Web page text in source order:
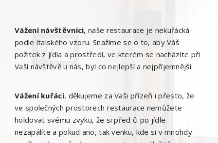
Vážení návštěvníci, naše restaurace je nekuřácká
podle italského vzoru. Snažíme se o to, aby Váš
požitek z jídla a prostředí, ve kterém se nacházíte při
Vaší návštěvě u nás, byl co nejlepší a nejpříjemnější.
Vážení kuřáci, děkujeme za Vaši přízeň i přesto, že
ve společných prostorech restaurace nemůžete
holdovat svému zvyku, že si před či po jídle
nezapálíte a pokud ano, tak venku, kde si v mnohdy